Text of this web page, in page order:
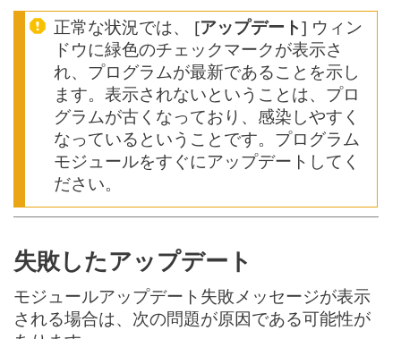
正常な状況では、 [アップデート] ウィン
ドウに緑色のチェックマークが表示さ
れ、プログラムが最新であることを示し
ます。表示されないということは、プロ
グラムが古くなっており、感染しやすく
なっているということです。プログラム
モジュールをすぐにアップデートしてく
ださい。
失敗したアップデート
モジュールアップデート失敗メッセージが表示
される場合は、次の問題が原因である可能性が